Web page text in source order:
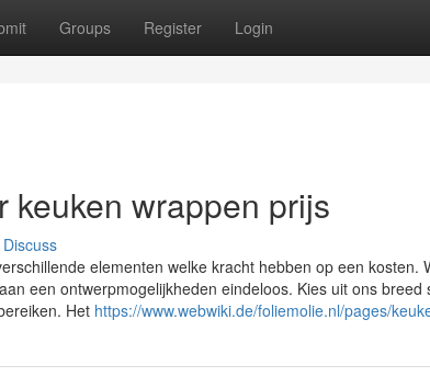
Groups Register Login
keuken wrappen prijs
Discuss
elementen welke kracht hebben op een kosten.
een ontwerpmogelijkheden eindeloos. Kies uit ons
Het https://www.webwiki.de/foliemolie.nl/pages/